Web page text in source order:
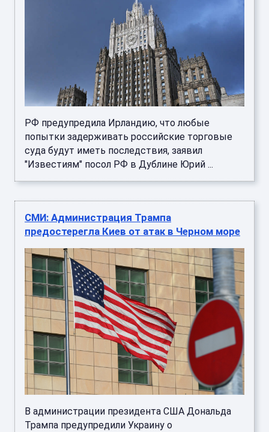
РФ предупредила Ирландию, что любые
попытки задерживать российские торговые
суда будут иметь последствия, заявил
"Известиям" посол РФ в Дублине Юрий ...
СМИ: Администрация Трампа
предостерегла Киев от атак в Черном море
В администрации президента США Дональда
Трампа предупредили Украину о